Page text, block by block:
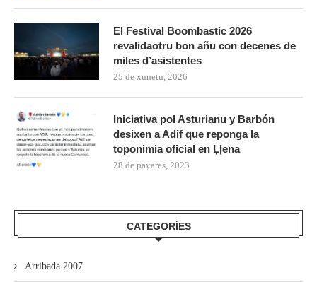
El Festival Boombastic 2026
revalidaotru bon añu con decenes de
miles d’asistentes
25 de xunetu, 2026
Iniciativa pol Asturianu y Barbón
desixen a Adif que reponga la
toponimia oficial en Ḷḷena
28 de payares, 2023
CATEGORÍES
Arribada 2007